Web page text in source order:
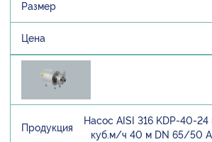
Насос AISI 316 KDP-40-
куб.м/ч 40 м DN 65/50